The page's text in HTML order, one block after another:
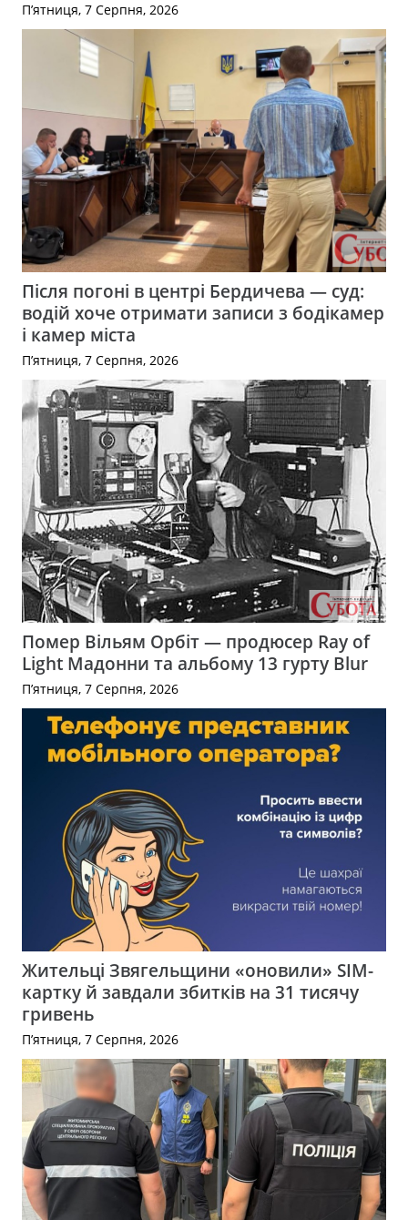
П’ятниця, 7 Серпня, 2026
Після погоні в центрі Бердичева — суд:
водій хоче отримати записи з бодікамер
і камер міста
П’ятниця, 7 Серпня, 2026
Помер Вільям Орбіт — продюсер Ray of
Light Мадонни та альбому 13 гурту Blur
П’ятниця, 7 Серпня, 2026
Жительці Звягельщини «оновили» SIM-
картку й завдали збитків на 31 тисячу
гривень
П’ятниця, 7 Серпня, 2026